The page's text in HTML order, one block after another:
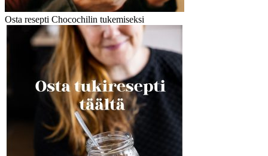
Osta resepti Chocochilin tukemiseksi